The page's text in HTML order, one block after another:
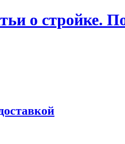
о стройке.